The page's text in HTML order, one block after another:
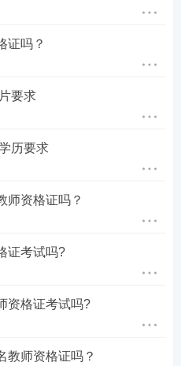
证吗？
要求
历要求
师资格证吗？
证考试吗?
资格证考试吗?
教师资格证吗？